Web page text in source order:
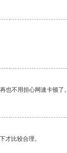
也不用担心网速卡顿了。
才比较合理。